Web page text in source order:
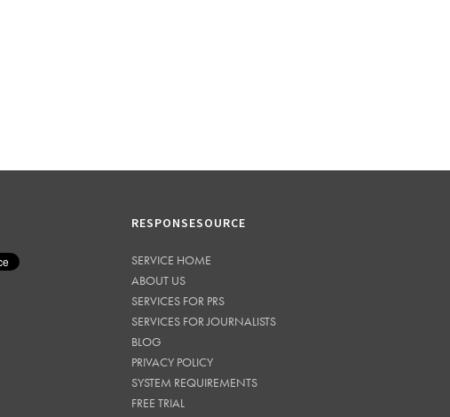
RESPONSESOURCE
SERVICE HOME
ABOUT US
SERVICES FOR PRS
SERVICES FOR JOURNALISTS
BLOG
PRIVACY POLICY
SYSTEM REQUIREMENTS
FREE TRIAL